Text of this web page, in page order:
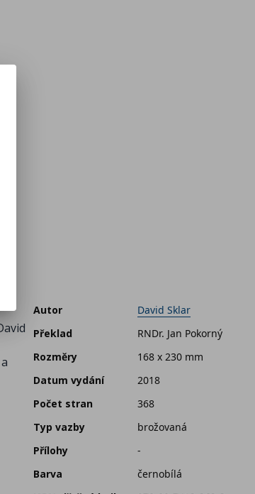
Autor
David Sklar
Překlad
RNDr. Jan Pokorný
Rozměry
168 x 230 mm
Datum vydání
2018
Počet stran
368
Typ vazby
brožovaná
Přílohy
-
Barva
černobílá